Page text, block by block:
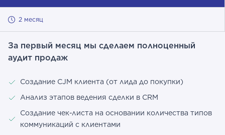
2 месяц
За первый месяц мы сделаем полноценный
аудит продаж
Создание CJM клиента (от лида до покупки)
Анализ этапов ведения сделки в CRM
Создание чек-листа на основании количества типов
коммуникаций с клиентами